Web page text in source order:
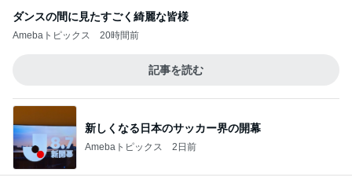
ダンスの間に見たすごく綺麗な皆様
Amebaトピックス 20時間前
記事を読む
新しくなる日本のサッカー界の開幕
Amebaトピックス 2日前